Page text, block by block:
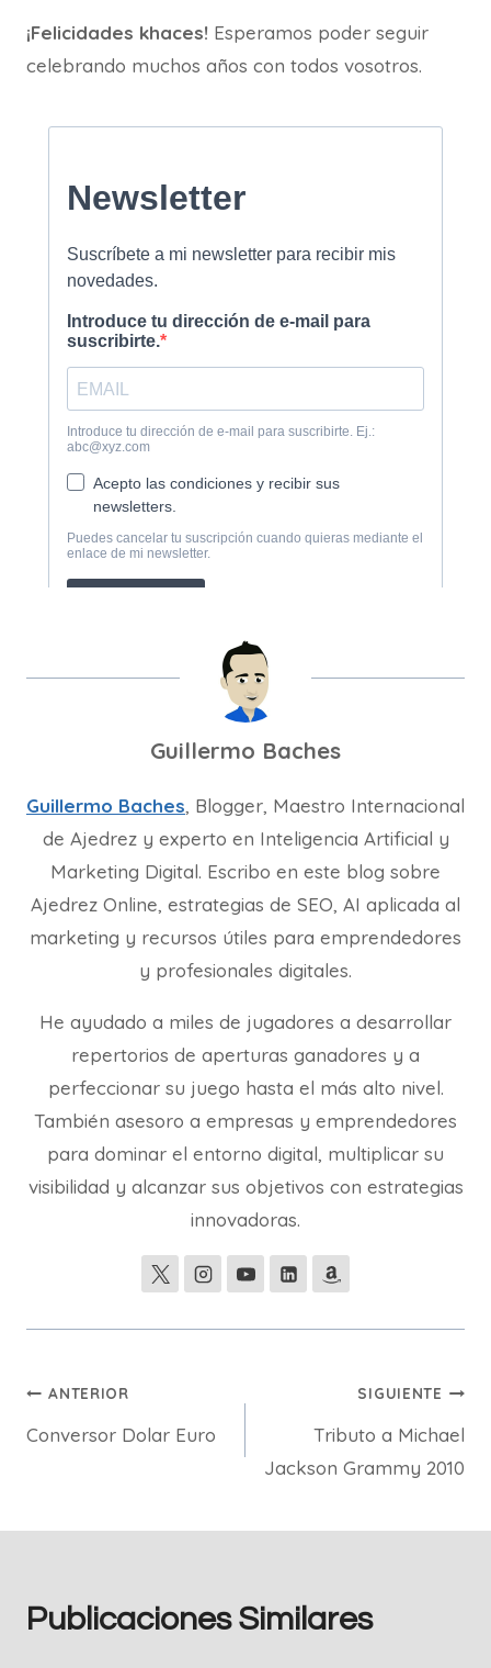
¡Felicidades khaces! Esperamos poder seguir
celebrando muchos años con todos vosotros.
Guillermo Baches
Guillermo Baches, Blogger, Maestro Internacional
de Ajedrez y experto en Inteligencia Artificial y
Marketing Digital. Escribo en este blog sobre
Ajedrez Online, estrategias de SEO, AI aplicada al
marketing y recursos útiles para emprendedores
y profesionales digitales.
He ayudado a miles de jugadores a desarrollar
repertorios de aperturas ganadores y a
perfeccionar su juego hasta el más alto nivel.
También asesoro a empresas y emprendedores
para dominar el entorno digital, multiplicar su
visibilidad y alcanzar sus objetivos con estrategias
innovadoras.
Navegación
de
ANTERIOR
Conversor Dolar Euro
SIGUIENTE
Tributo a Michael
Jackson Grammy 2010
Publicaciones Similares